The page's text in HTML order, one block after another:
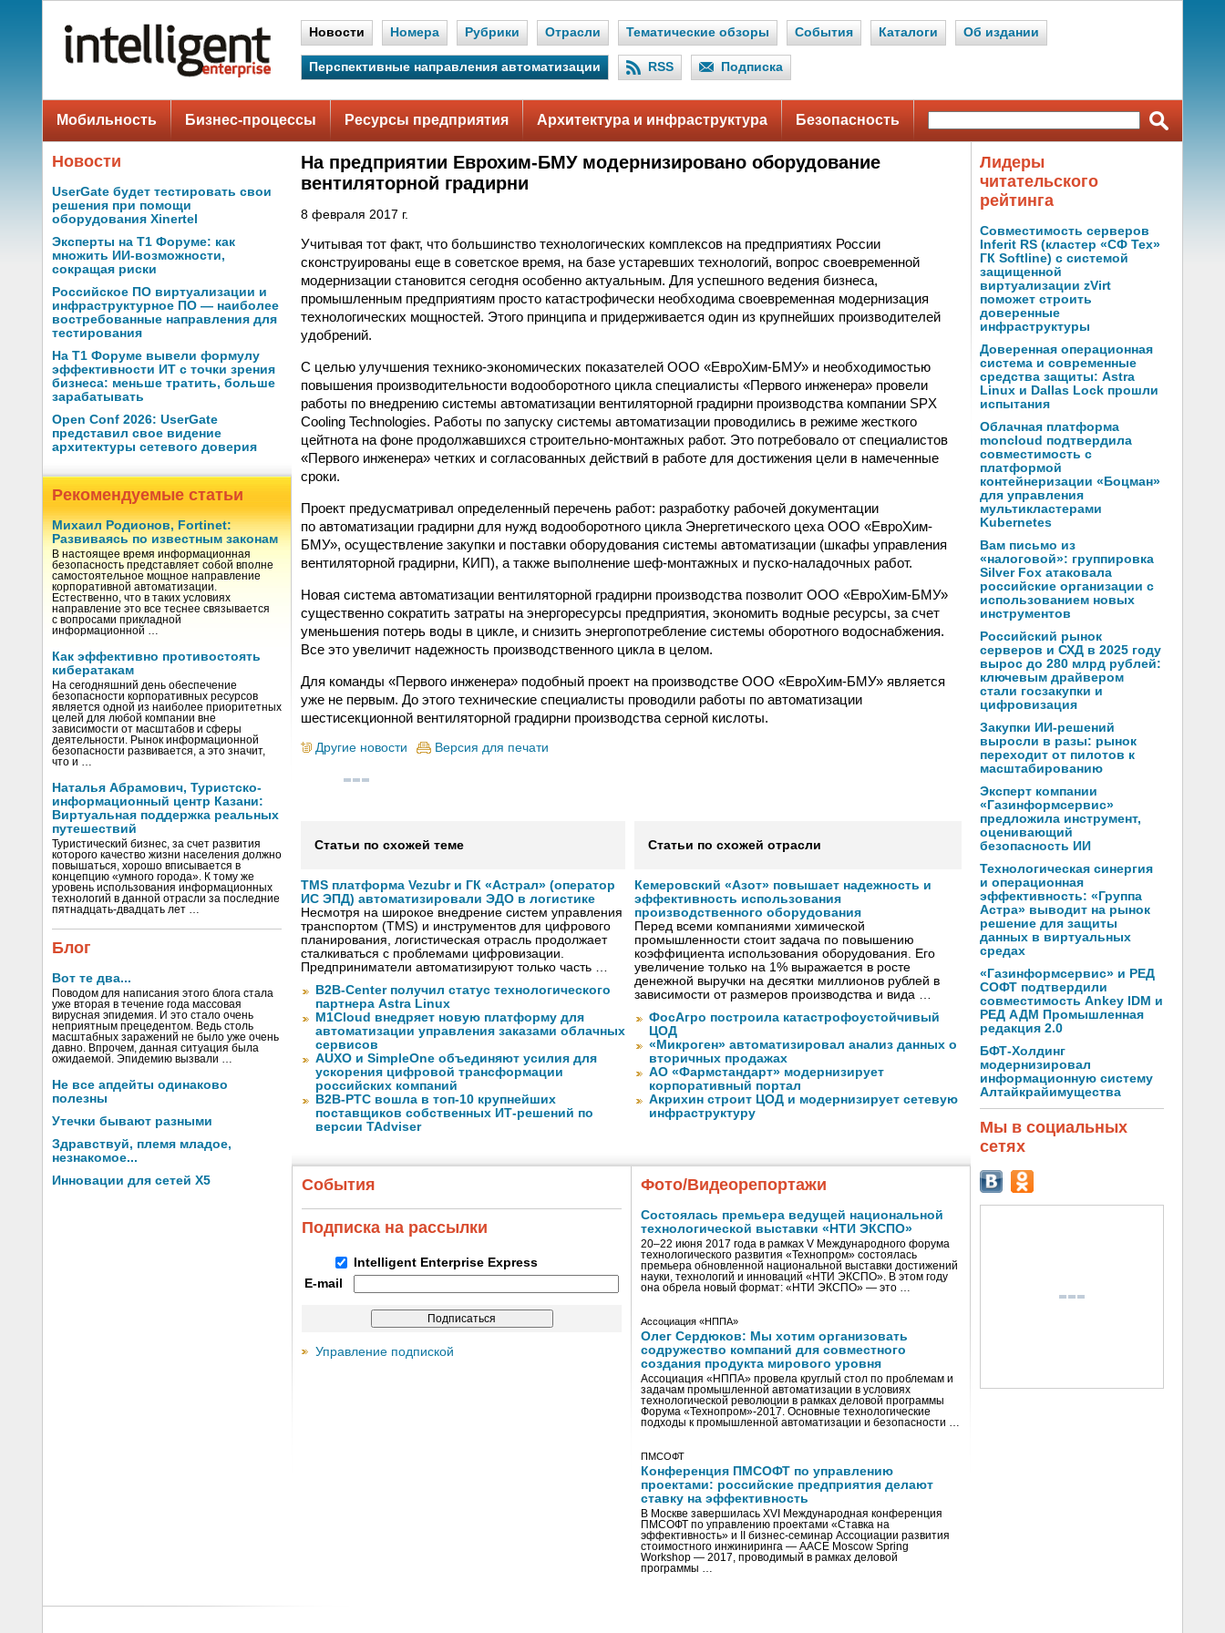
Новости Номера Рубрики Отрасли Тематические обзоры События Каталоги Об издании
Перспективные направления автоматизации RSS Подписка
Мобильность Бизнес-процессы Ресурсы предприятия Архитектура и инфраструктура Безопасность
Новости
UserGate будет тестировать свои
решения при помощи
оборудования Xinertel
Эксперты на Т1 Форуме: как
множить ИИ-возможности,
сокращая риски
Российское ПО виртуализации и
инфраструктурное ПО — наиболее
востребованные направления для
тестирования
На Т1 Форуме вывели формулу
эффективности ИТ с точки зрения
бизнеса: меньше тратить, больше
зарабатывать
Open Conf 2026: UserGate
представил свое видение
архитектуры сетевого доверия
Рекомендуемые статьи
Михаил Родионов, Fortinet:
Развиваясь по известным законам
В настоящее время информационная
безопасность представляет собой вполне
самостоятельное мощное направление
корпоративной автоматизации.
Естественно, что в таких условиях
направление это все теснее связывается
с вопросами прикладной
информационной …
Как эффективно противостоять
кибератакам
На сегодняшний день обеспечение
безопасности корпоративных ресурсов
является одной из наиболее приоритетных
целей для любой компании вне
зависимости от масштабов и сферы
деятельности. Рынок информационной
безопасности развивается, а это значит,
что и …
Наталья Абрамович, Туристско-
информационный центр Казани:
Виртуальная поддержка реальных
путешествий
Туристический бизнес, за счет развития
которого качество жизни населения должно
повышаться, хорошо вписывается в
концепцию «умного города». К тому же
уровень использования информационных
технологий в данной отрасли за последние
пятнадцать-двадцать лет …
Блог
Вот те два...
Поводом для написания этого блога стала
уже вторая в течение года массовая
вирусная эпидемия. И это стало очень
неприятным прецедентом. Ведь столь
масштабных заражений не было уже очень
давно. Впрочем, данная ситуация была
ожидаемой. Эпидемию вызвали …
Не все апдейты одинаково
полезны
Утечки бывают разными
Здравствуй, племя младое,
незнакомое...
Инновации для сетей X5
На предприятии Еврохим-БМУ модернизировано оборудование
вентиляторной градирни
8 февраля 2017 г.
Учитывая тот факт, что большинство технологических комплексов на предприятиях России
сконструированы еще в советское время, на базе устаревших технологий, вопрос своевременной
модернизации становится сегодня особенно актуальным. Для успешного ведения бизнеса,
промышленным предприятиям просто катастрофически необходима своевременная модернизация
технологических мощностей. Этого принципа и придерживается один из крупнейших производителей
удобрений.
С целью улучшения технико-экономических показателей ООО «ЕвроХим-БМУ» и необходимостью
повышения производительности водооборотного цикла специалисты «Первого инженера» провели
работы по внедрению системы автоматизации вентиляторной градирни производства компании SPX
Cooling Technologies. Работы по запуску системы автоматизации проводились в режиме жесткого
цейтнота на фоне продолжавшихся строительно-монтажных работ. Это потребовало от специалистов
«Первого инженера» четких и согласованных действий в работе для достижения цели в намеченные
сроки.
Проект предусматривал определенный перечень работ: разработку рабочей документации
по автоматизации градирни для нужд водооборотного цикла Энергетического цеха ООО «ЕвроХим-
БМУ», осуществление закупки и поставки оборудования системы автоматизации (шкафы управления
вентиляторной градирни, КИП), а также выполнение шеф-монтажных и пуско-наладочных работ.
Новая система автоматизации вентиляторной градирни производства позволит ООО «ЕвроХим-БМУ»
существенно сократить затраты на энергоресурсы предприятия, экономить водные ресурсы, за счет
уменьшения потерь воды в цикле, и снизить энергопотребление системы оборотного водоснабжения.
Все это увеличит надежность производственного цикла в целом.
Для команды «Первого инженера» подобный проект на производстве ООО «ЕвроХим-БМУ» является
уже не первым. До этого технические специалисты проводили работы по автоматизации
шестисекционной вентиляторной градирни производства серной кислоты.
Другие новости Версия для печати
Статьи по схожей теме
TMS платформа Vezubr и ГК «Астрал» (оператор
ИС ЭПД) автоматизировали ЭДО в логистике
Несмотря на широкое внедрение систем управления
транспортом (TMS) и инструментов для цифрового
планирования, логистическая отрасль продолжает
сталкиваться с проблемами цифровизации.
Предприниматели автоматизируют только часть …
B2B-Center получил статус технологического
партнера Astra Linux
M1Cloud внедряет новую платформу для
автоматизации управления заказами облачных
сервисов
AUXO и SimpleOne объединяют усилия для
ускорения цифровой трансформации
российских компаний
B2B-РТС вошла в топ-10 крупнейших
поставщиков собственных ИТ-решений по
версии TAdviser
Статьи по схожей отрасли
Кемеровский «Азот» повышает надежность и
эффективность использования
производственного оборудования
Перед всеми компаниями химической
промышленности стоит задача по повышению
коэффициента использования оборудования. Его
увеличение только на 1% выражается в росте
денежной выручки на десятки миллионов рублей в
зависимости от размеров производства и вида …
ФосАгро построила катастрофоустойчивый
ЦОД
«Микроген» автоматизировал анализ данных о
вторичных продажах
АО «Фармстандарт» модернизирует
корпоративный портал
Акрихин строит ЦОД и модернизирует сетевую
инфраструктуру
События
Подписка на рассылки
Intelligent Enterprise Express
E-mail
Управление подпиской
Фото/Видеорепортажи
Состоялась премьера ведущей национальной
технологической выставки «НТИ ЭКСПО»
20–22 июня 2017 года в рамках V Международного форума
технологического развития «Технопром» состоялась
премьера обновленной национальной выставки достижений
науки, технологий и инноваций «НТИ ЭКСПО». В этом году
она обрела новый формат: «НТИ ЭКСПО» — это …
Ассоциация «НППА»
Олег Сердюков: Мы хотим организовать
содружество компаний для совместного
создания продукта мирового уровня
Ассоциация «НППА» провела круглый стол по проблемам и
задачам промышленной автоматизации в условиях
технологической революции в рамках деловой программы
Форума «Технопром»-2017. Основные технологические
подходы к промышленной автоматизации и безопасности …
ПМСОФТ
Конференция ПМСОФТ по управлению
проектами: российские предприятия делают
ставку на эффективность
В Москве завершилась XVI Международная конференция
ПМСОФТ по управлению проектами «Ставка на
эффективность» и II бизнес-семинар Ассоциации развития
стоимостного инжиниринга — AACE Moscow Spring
Workshop — 2017, проводимый в рамках деловой
программы …
Лидеры
читательского
рейтинга
Совместимость серверов
Inferit RS (кластер «СФ Тех»
ГК Softline) с системой
защищенной
виртуализации zVirt
поможет строить
доверенные
инфраструктуры
Доверенная операционная
система и современные
средства защиты: Astra
Linux и Dallas Lock прошли
испытания
Облачная платформа
moncloud подтвердила
совместимость с
платформой
контейнеризации «Боцман»
для управления
мультикластерами
Kubernetes
Вам письмо из
«налоговой»: группировка
Silver Fox атаковала
российские организации с
использованием новых
инструментов
Российский рынок
серверов и СХД в 2025 году
вырос до 280 млрд рублей:
ключевым драйвером
стали госзакупки и
цифровизация
Закупки ИИ-решений
выросли в разы: рынок
переходит от пилотов к
масштабированию
Эксперт компании
«Газинформсервис»
предложила инструмент,
оценивающий
безопасность ИИ
Технологическая синергия
и операционная
эффективность: «Группа
Астра» выводит на рынок
решение для защиты
данных в виртуальных
средах
«Газинформсервис» и РЕД
СОФТ подтвердили
совместимость Ankey IDM и
РЕД АДМ Промышленная
редакция 2.0
БФТ-Холдинг
модернизировал
информационную систему
Алтайкрайимущества
Мы в социальных
сетях